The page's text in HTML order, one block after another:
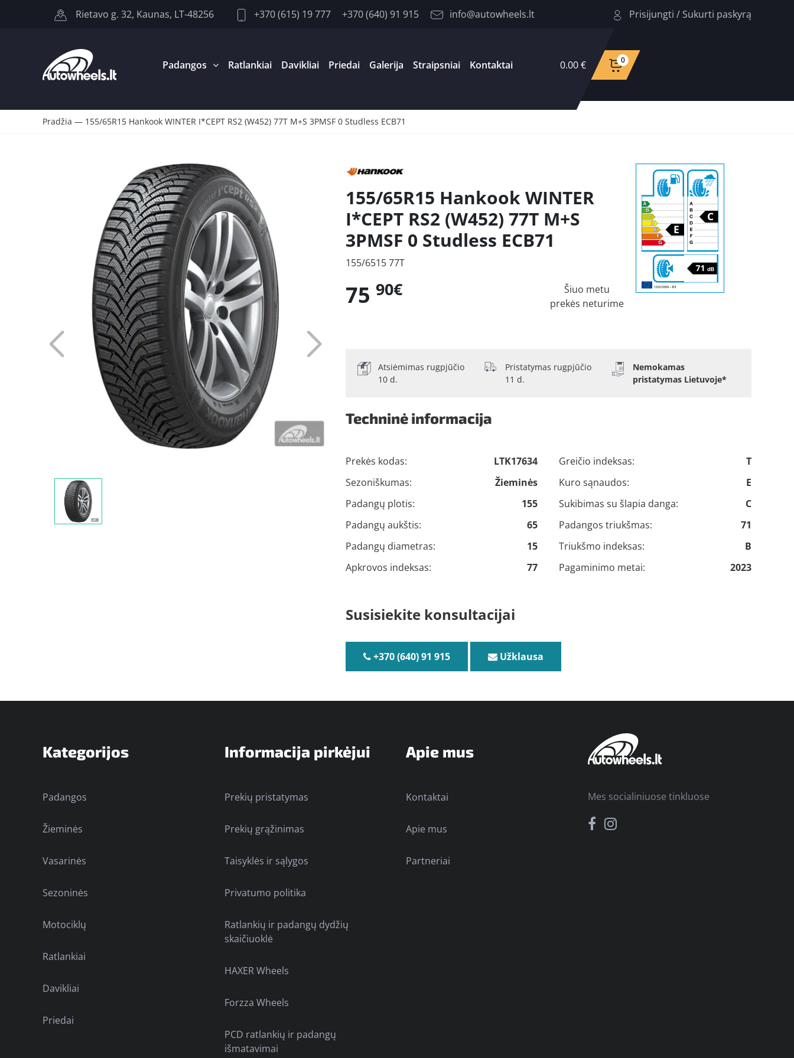
Rietavo g. 32, Kaunas, LT-48256 +370 (615) 19 777 +370 (640) 91 915 info@autowheels.lt Prisijungti / Sukurti paskyrą
Padangos Ratlankiai Davikliai Priedai Galerija Straipsniai Kontaktai 0.00 € 0
Pradžia — 155/65R15 Hankook WINTER I*CEPT RS2 (W452) 77T M+S 3PMSF 0 Studless ECB71
155/65R15 Hankook WINTER
I*CEPT RS2 (W452) 77T M+S
3PMSF 0 Studless ECB71
155/6515 77T
75 90€
Šiuo metu
prekės neturime
Atsiėmimas rugpjūčio
10 d.
Pristatymas rugpjūčio
11 d.
Nemokamas
pristatymas Lietuvoje*
Techninė informacija
Prekės kodas:
LTK17634
Sezoniškumas:
Žieminės
Padangų plotis:
155
Padangų aukštis:
65
Padangų diametras:
15
Apkrovos indeksas:
77
Greičio indeksas:
T
Kuro sąnaudos:
E
Sukibimas su šlapia danga:
C
Padangos triukšmas:
71
Triukšmo indeksas:
B
Pagaminimo metai:
2023
Susisiekite konsultacijai
+370 (640) 91 915 Užklausa
Kategorijos
Padangos
Žieminės
Vasarinės
Sezoninės
Motociklų
Ratlankiai
Davikliai
Priedai
Informacija pirkėjui
Prekių pristatymas
Prekių grąžinimas
Taisyklės ir sąlygos
Privatumo politika
Ratlankių ir padangų dydžių
skaičiuoklė
HAXER Wheels
Forzza Wheels
PCD ratlankių ir padangų
išmatavimai
Apie mus
Kontaktai
Apie mus
Partneriai
Mes socialiniuose tinkluose